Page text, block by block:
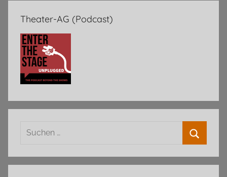
Theater-AG (Podcast)
Suchen